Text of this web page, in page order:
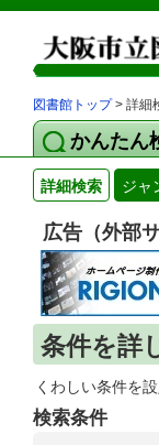
図書館トップ> 詳細
かんたん
詳細検索 ジャ
広告（外部
条件を詳
くわしい条件を
検索条件